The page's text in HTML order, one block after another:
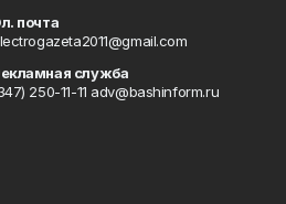
почта
служба
250-11-11 adv@bashinform.ru